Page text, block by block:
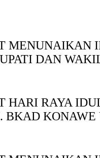
MENUNAIKAN
DAN
HARI RAYA
BKAD KONAWE